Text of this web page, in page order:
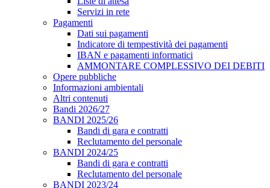
Servizi in rete
Pagamenti
Dati sui pagamenti
Indicatore di tempestività dei pagamenti
IBAN e pagamenti informatici
AMMONTARE COMPLESSIVO DEI DEBITI
Opere pubbliche
Informazioni ambientali
Altri contenuti
Bandi 2026/27
BANDI 2025/26
Bandi di gara e contratti
Reclutamento del personale
BANDI 2024/25
Bandi di gara e contratti
Reclutamento del personale
BANDI 2023/24